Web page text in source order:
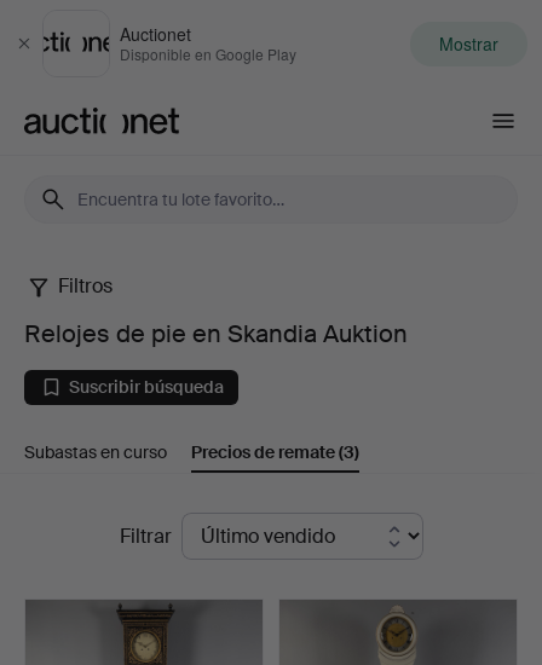
Cerrar
Auctionet
Disponible en Google Play Mostrar
Relojes
de
pie
en
Skandia
Auktion
Filtros
Relojes de pie en Skandia Auktion
Suscribir búsqueda
Subastas en curso Precios de remate(3)
Filtrar